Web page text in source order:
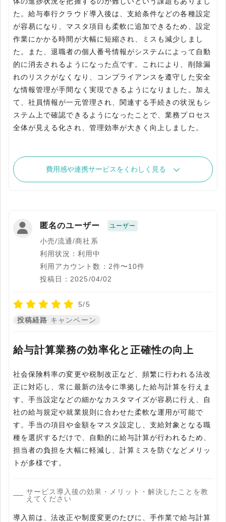
た。給与奉行クラウド導入後は、支給条件などの各種設定
が容易になり、マスタ項目も柔軟に追加できるため、設定
作業にかかる時間が大幅に短縮され、ミスも減少しまし
た。また、退職者の個人番号情報がシステムによって自動
的に消去されるようになった点です。これにより、削除漏
れのリスクがなくなり、コンプライアンスを遵守した安全
な情報管理が手間なく実現できるようになりました。加え
て、社員情報が一元管理され、関連する手続きの状況もシ
ステム上で確認できるようになったことで、業務プロセス
全体が見える化され、管理効率が大きく向上しました。
費用感や連携サービスをくわしく見る
匿名のユーザー ユーザー
小売/流通/商社系
利用状況：利用中
利用アカウント数：2件〜10件
投稿日：2025/04/02
5/5
投稿経路 キャンペーン
給与計算業務の効率化と正確性の向上
社会保険料率の変更や税制改正など、頻繁に行われる法改
正に対応し、常に最新の法令に準拠した給与計算を行えま
す。手当設定などの細かなカスタマイズが容易に行え、自
社の給与規定や就業規則に合わせた柔軟な運用が可能で
す。手当の項目や金額をマスタ設定し、支給対象となる職
種を選択するだけで、自動的に給与計算が行われるため、
担当者の負担を大幅に軽減し、計算ミスを防ぐなどメリッ
トが多様です。
サービス導入後の効果・メリット・解決したことを教
えてください
導入前は、法改正や制度変更のたびに、手作業で給与計算